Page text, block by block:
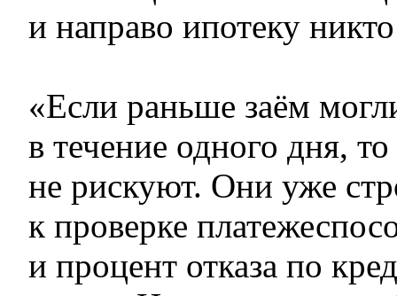
и направо ипотеку никто
«Если раньше заём
в течение одного дня,
не рискуют. Они уже
к проверке
и процент отказа по